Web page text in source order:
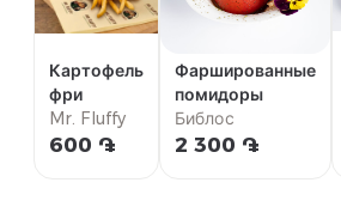
Картофель
фри
Mr. Fluffy
600 ֏
Фаршированные
помидоры
Библос
2 300 ֏